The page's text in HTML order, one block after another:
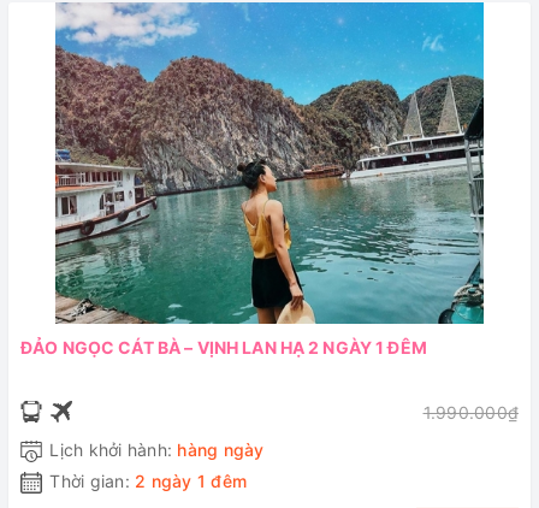
ĐẢO NGỌC CÁT BÀ – VỊNH LAN HẠ 2 NGÀY 1 ĐÊM
1.990.000₫
Lịch khởi hành: hàng ngày
Thời gian: 2 ngày 1 đêm